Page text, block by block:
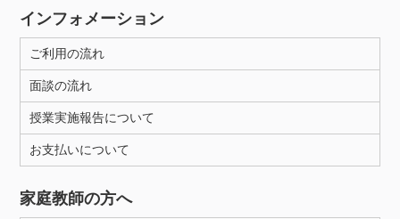
インフォメーション
ご利用の流れ
面談の流れ
授業実施報告について
お支払いについて
家庭教師の方へ